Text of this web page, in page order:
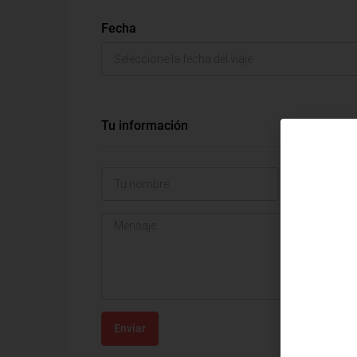
Fecha
Tu información
Enviar